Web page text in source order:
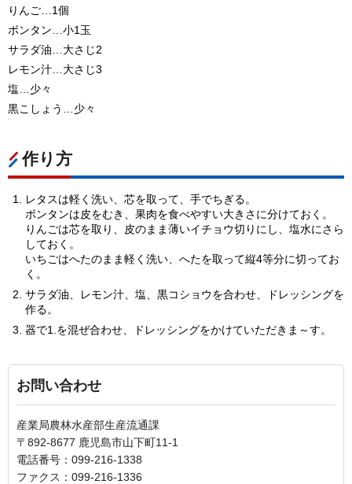
りんご…1個
ボンタン…小1玉
サラダ油…大さじ2
レモン汁…大さじ3
塩…少々
黒こしょう…少々
作り方
レタスは軽く洗い、芯を取って、手でちぎる。
ボンタンは皮をむき、果肉を食べやすい大きさに分けておく。
りんごは芯を取り、皮のまま薄いイチョウ切りにし、塩水にさら
しておく。
いちごはへたのまま軽く洗い、へたを取って縦4等分に切ってお
く。
サラダ油、レモン汁、塩、黒コショウを合わせ、ドレッシングを
作る。
器で1.を混ぜ合わせ、ドレッシングをかけていただきま～す。
お問い合わせ
産業局農林水産部生産流通課
〒892-8677 鹿児島市山下町11-1
電話番号：099-216-1338
ファクス：099-216-1336